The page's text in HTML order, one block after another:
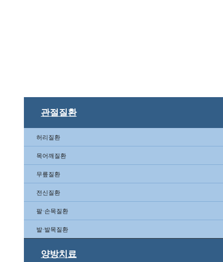
관절질환
허리질환
목어깨질환
무릎질환
전신질환
팔·손목질환
발·발목질환
양방치료